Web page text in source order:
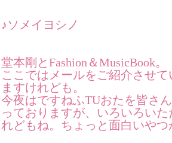
♪ソメイヨシノ
堂本剛とFashion＆MusicBook。
ここではメールをご紹介させ
ますけれども。
今夜はですねふTUおたを皆さ
っておりますが、いろいろい
れどもね。ちょっと面白いや